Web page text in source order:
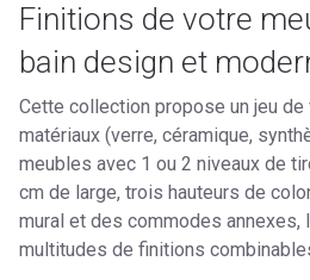
Finitions de votre
bain design et
Cette collection propose un jeu
matériaux (verre, céramique,
meubles avec 1 ou 2 niveaux de
cm de large, trois hauteurs de
mural et des commodes annexes,
multitudes de finitions